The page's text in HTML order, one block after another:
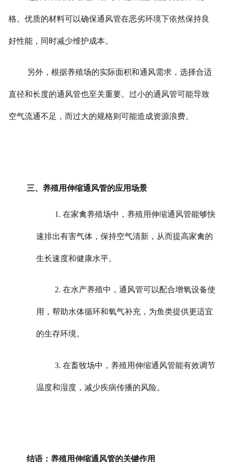
格。优质的材料可以确保通风管在恶劣环境下依然保持良
好性能，同时减少维护成本。
另外，根据养殖场的实际面积和通风需求，选择合适
直径和长度的通风管也至关重要。过小的通风管可能导致
空气流通不足，而过大的规格则可能造成资源浪费。
三、养殖用伸缩通风管的应用场景
1. 在家禽养殖场中，养殖用伸缩通风管能够快
速排出有害气体，保持空气清新，从而提高家禽的
生长速度和健康水平。
2. 在水产养殖中，通风管可以配合增氧设备使
用，帮助水体循环和氧气补充，为鱼类提供更适宜
的生存环境。
3. 在畜牧场中，养殖用伸缩通风管能有效调节
温度和湿度，减少疾病传播的风险。
结语：养殖用伸缩通风管的关键作用